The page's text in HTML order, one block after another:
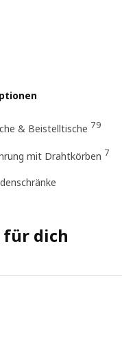
& Beistelltische 79
mit Drahtkörben 7
für dich